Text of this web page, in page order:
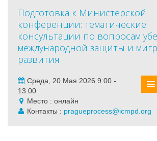
Подготовка к Министерской
конференции: тематические
консультации по вопросам
международной защиты и
развития
Среда, 20 Мая 2026 9:00 -
13:00
Место : онлайн
Контакты : pragueprocess@icmpd.org